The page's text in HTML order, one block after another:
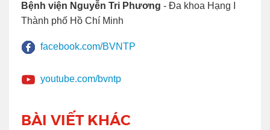
Bệnh viện Nguyễn Tri Phương - Đa khoa Hạng I
Thành phố Hồ Chí Minh
facebook.com/BVNTP
youtube.com/bvntp
BÀI VIẾT KHÁC